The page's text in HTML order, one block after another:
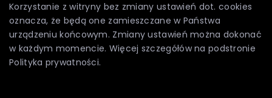
Korzystanie z witryny bez zmiany ustawień dot. cookies
oznacza, że będą one zamieszczane w Państwa
urządzeniu końcowym. Zmiany ustawień można dokonać
w każdym momencie. Więcej szczegółów na podstronie
Polityka prywatności.